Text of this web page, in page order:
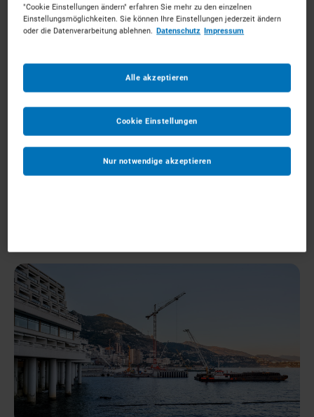
Auch wenn die Liste keinen Anspruch auf absolute
Autokran, Minikran, Raupenkran,
Dachdeckerkran/Anhängerkran, Ladekran,
Steinversetzkran, Turmdrehkran und Portalkran.
Natürlich können Siealle Kranarten bei uns mieten
Im weiteren Sinne könnte man auch Teleskopstapler
"Cookie Einstellungen ändern" erfahren Sie mehr zu den einzelnen
Einstellungsmöglichkeiten. Sie können Ihre Einstellungen jederzeit ändern
oder die Datenverarbeitung ablehnen. Datenschutz Impressum
Nur notwendige akzeptieren
Alle akzeptieren
Cookie Einstellungen